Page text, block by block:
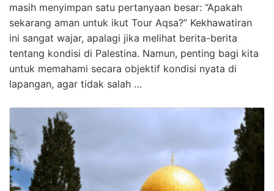
masih menyimpan satu pertanyaan besar: “Apakah
sekarang aman untuk ikut Tour Aqsa?” Kekhawatiran
ini sangat wajar, apalagi jika melihat berita-berita
tentang kondisi di Palestina. Namun, penting bagi kita
untuk memahami secara objektif kondisi nyata di
lapangan, agar tidak salah …